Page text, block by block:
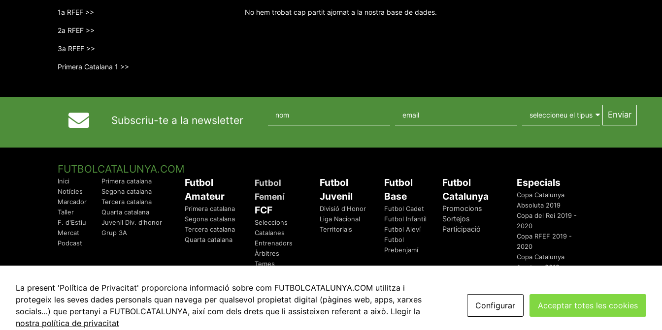
1a RFEF >>
2a RFEF >>
3a RFEF >>
Primera Catalana 1 >>
No hem trobat cap partit ajornat a la nostra base de dades.
Subscriu-te a la newsletter
FUTBOLCATALUNYA.COM
Inici
Notícies
Marcador
Taller
F. d'Estiu
Mercat
Podcast
Primera catalana
Segona catalana
Tercera catalana
Quarta catalana
Juvenil Div. d'honor
Grup 3A
Futbol
Amateur
Primera catalana
Segona catalana
Tercera catalana
Quarta catalana
Futbol
Femení
FCF
Seleccions
Catalanes
Entrenadors
Àrbitres
Temes
Futbol
Juvenil
Divisió d'Honor
Liga Nacional
Territorials
Futbol
Base
Futbol Cadet
Futbol Infantil
Futbol Aleví
Futbol
Prebenjamí
Futbol
Catalunya
Promocions
Sortejos
Participació
Especials
Copa Catalunya
Absoluta 2019
Copa del Rei 2019 -
2020
Copa RFEF 2019 -
2020
Copa Catalunya
Amateur 2019
© 2010 - 2026 FutbolCatalunya.com Avis Legal Política de Privacitat Política de Cookies redaccio@futbolcatalunya.com
La present 'Política de Privacitat' proporciona informació sobre com FUTBOLCATALUNYA.COM utilitza i
protegeix les seves dades personals quan navega per qualsevol propietat digital (pàgines web, apps, xarxes
socials…) que pertanyi a FUTBOLCATALUNYA, així com dels drets que li assisteixen referent a això. Llegir la
nostra política de privacitat
Configurar Acceptar totes les cookies